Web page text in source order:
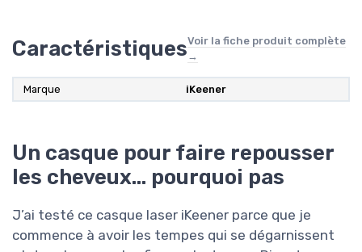
CaractéristiquesVoir la fiche produit complète
→
Marque ‎iKeener
Un casque pour faire repousser
les cheveux… pourquoi pas
J’ai testé ce casque laser iKeener parce que je
commence à avoir les tempes qui se dégarnissent